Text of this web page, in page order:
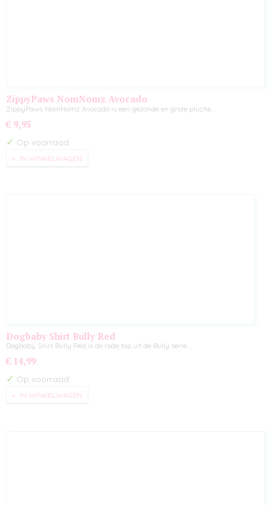
ZippyPaws NomNomz Avocado
ZippyPaws NomNomz Avocado is een gezonde en grote pluche…
€ 9,95
✓ Op voorraad
IN WINKELWAGEN
Dogbaby Shirt Bully Red
Dogbaby Shirt Bully Red is de rode top uit de Bully serie.…
€ 14,99
✓ Op voorraad
IN WINKELWAGEN